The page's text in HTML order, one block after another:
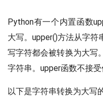
Python有一个内置函数
大写。upper()方法从字符
写字符都会被转换为大写
字符串。upper函数不接受
以下是字符串转换为大写